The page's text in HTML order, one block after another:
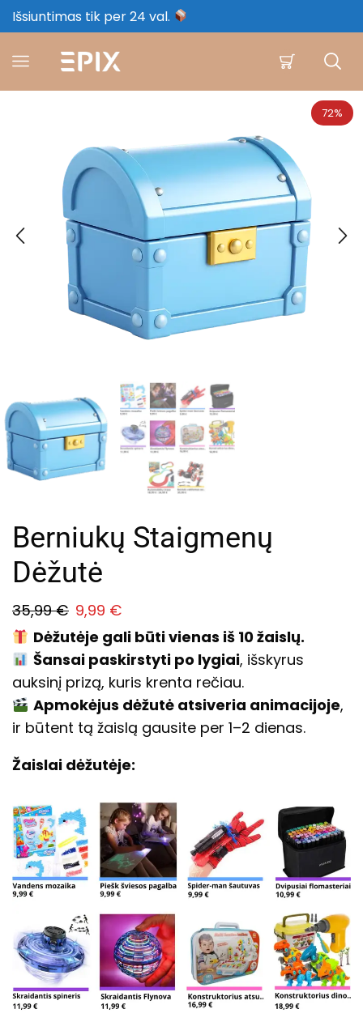
Išsiuntimas tik per 24 val.
72%
Berniukų Staigmenų
Dėžutė
35,99€ 9,99 €
Dėžutėje gali būti vienas iš 10 žaislų.
Šansai paskirstyti po lygiai, išskyrus
auksinį prizą, kuris krenta rečiau.
Apmokėjus dėžutė atsiveria animacijoje,
ir būtent tą žaislą gausite per 1–2 dienas.
Žaislai dėžutėje: